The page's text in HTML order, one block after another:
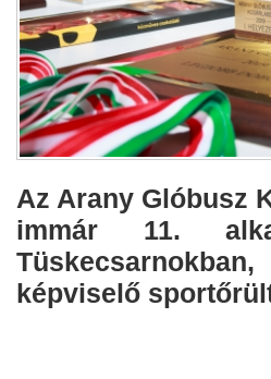
Az Arany Glóbusz
immár 11.
képviselő